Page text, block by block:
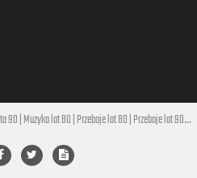
90|Muzyka lat 80|Przeboje lat 80|Przeboje lat 90|